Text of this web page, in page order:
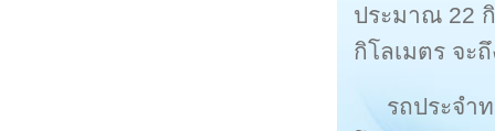
ประมาณ 22
กิโลเมตร จะ
รถประจำ